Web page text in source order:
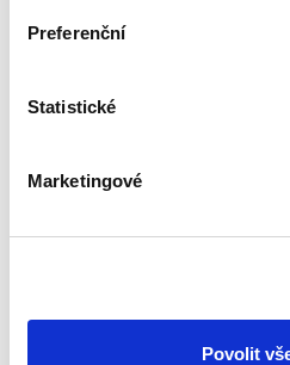
Preferenční
Statistické
Marketingové
Povolit
BÉŽOVÉ, UNISEX,
Základní cena
Pouze členové klubu